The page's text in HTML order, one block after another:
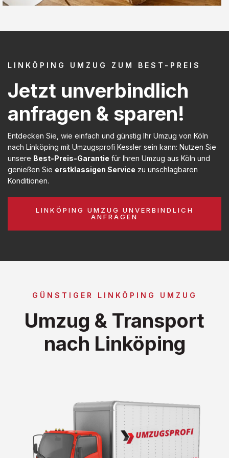
LINKÖPING UMZUG ZUM BEST-PREIS
Jetzt unverbindlich
anfragen & sparen!
Entdecken Sie, wie einfach und günstig Ihr Umzug von Köln
nach Linköping mit Umzugsprofi Kessler sein kann: Nutzen Sie
unsere Best-Preis-Garantie für Ihren Umzug aus Köln und
genießen Sie erstklassigen Service zu unschlagbaren
Konditionen.
LINKÖPING UMZUG UNVERBINDLICH
ANFRAGEN
GÜNSTIGER LINKÖPING UMZUG
Umzug & Transport
nach Linköping